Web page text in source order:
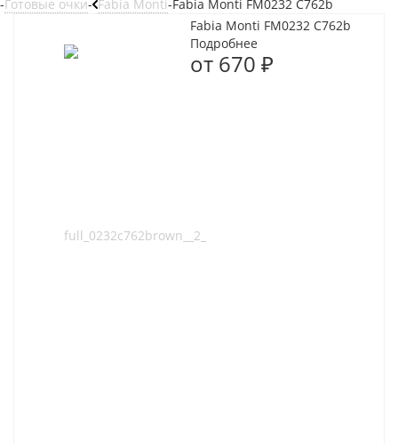
-Готовые очки- Fabia Monti-Fabia Monti FM0232 C762b
Fabia Monti FM0232 C762b
Подробнее
от 670 ₽